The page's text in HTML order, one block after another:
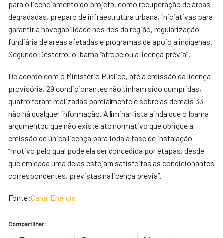
para o licenciamento do projeto, como recuperação de áreas
degradadas, preparo de infraestrutura urbana, iniciativas para
garantir a navegabilidade nos rios da região, regularização
fundiária de áreas afetadas e programas de apoio a indígenas.
Segundo Desterro, o Ibama “atropelou a licença prévia”.
De acordo com o Ministério Público, até a emissão da licença
provisória, 29 condicionantes não tinham sido cumpridas,
quatro foram realizadas parcialmente e sobre as demais 33
não há qualquer informação. A liminar lista ainda que o Ibama
argumentou que não existe ato normativo que obrigue a
emissão de única licença para toda a fase de instalação
“motivo pelo qual pode ela ser concedida por etapas, desde
que em cada uma delas estejam satisfeitas as condicionantes
correspondentes, previstas na licença prévia”.
Fonte:Canal Energia
Compartilhar: